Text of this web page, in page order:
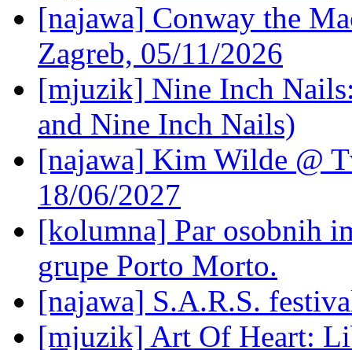
[najawa] Conway the
Zagreb, 05/11/2026
[mjuzik] Nine Inch
and Nine Inch Nails)
[najawa] Kim Wilde @
18/06/2027
[kolumna] Par osobnih
grupe Porto Morto.
[najawa] S.A.R.S.
[mjuzik] Art Of Heart: